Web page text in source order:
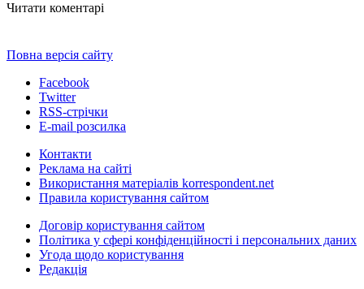
Читати коментарі
Повна версія сайту
Facebook
Twitter
RSS-стрічки
E-mail розсилка
Контакти
Реклама на сайті
Використання матеріалів korrespondent.net
Правила користування сайтом
Договір користування сайтом
Політика у сфері конфіденційності і персональних даних
Угода щодо користування
Редакція